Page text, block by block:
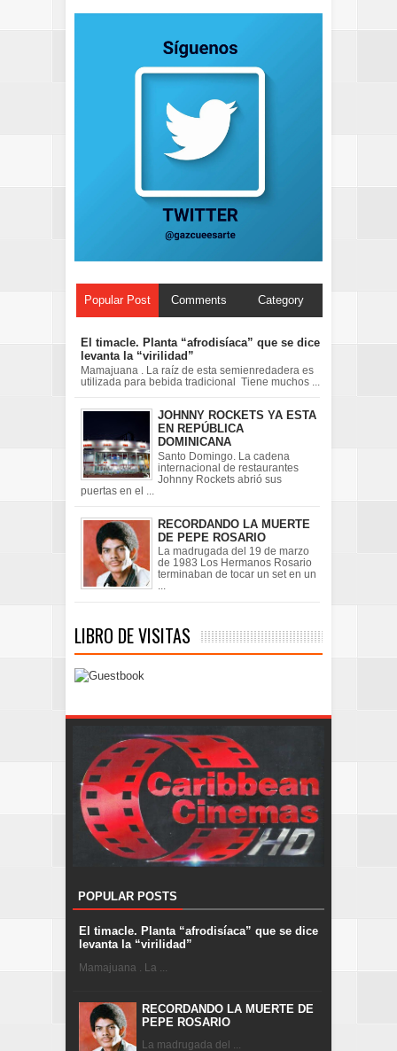
Popular Post Comments Category
El timacle. Planta “afrodisíaca” que se dice
levanta la “virilidad”
Mamajuana . La raíz de esta semienredadera es
utilizada para bebida tradicional Tiene muchos ...
JOHNNY ROCKETS YA ESTA
EN REPÚBLICA
DOMINICANA
Santo Domingo. La cadena
internacional de restaurantes
Johnny Rockets abrió sus
puertas en el ...
RECORDANDO LA MUERTE
DE PEPE ROSARIO
La madrugada del 19 de marzo
de 1983 Los Hermanos Rosario
terminaban de tocar un set en un
LIBRO DE VISITAS
POPULAR POSTS
El timacle. Planta “afrodisíaca” que se dice
levanta la “virilidad”
Mamajuana . La ...
RECORDANDO LA MUERTE DE
PEPE ROSARIO
La madrugada del ...